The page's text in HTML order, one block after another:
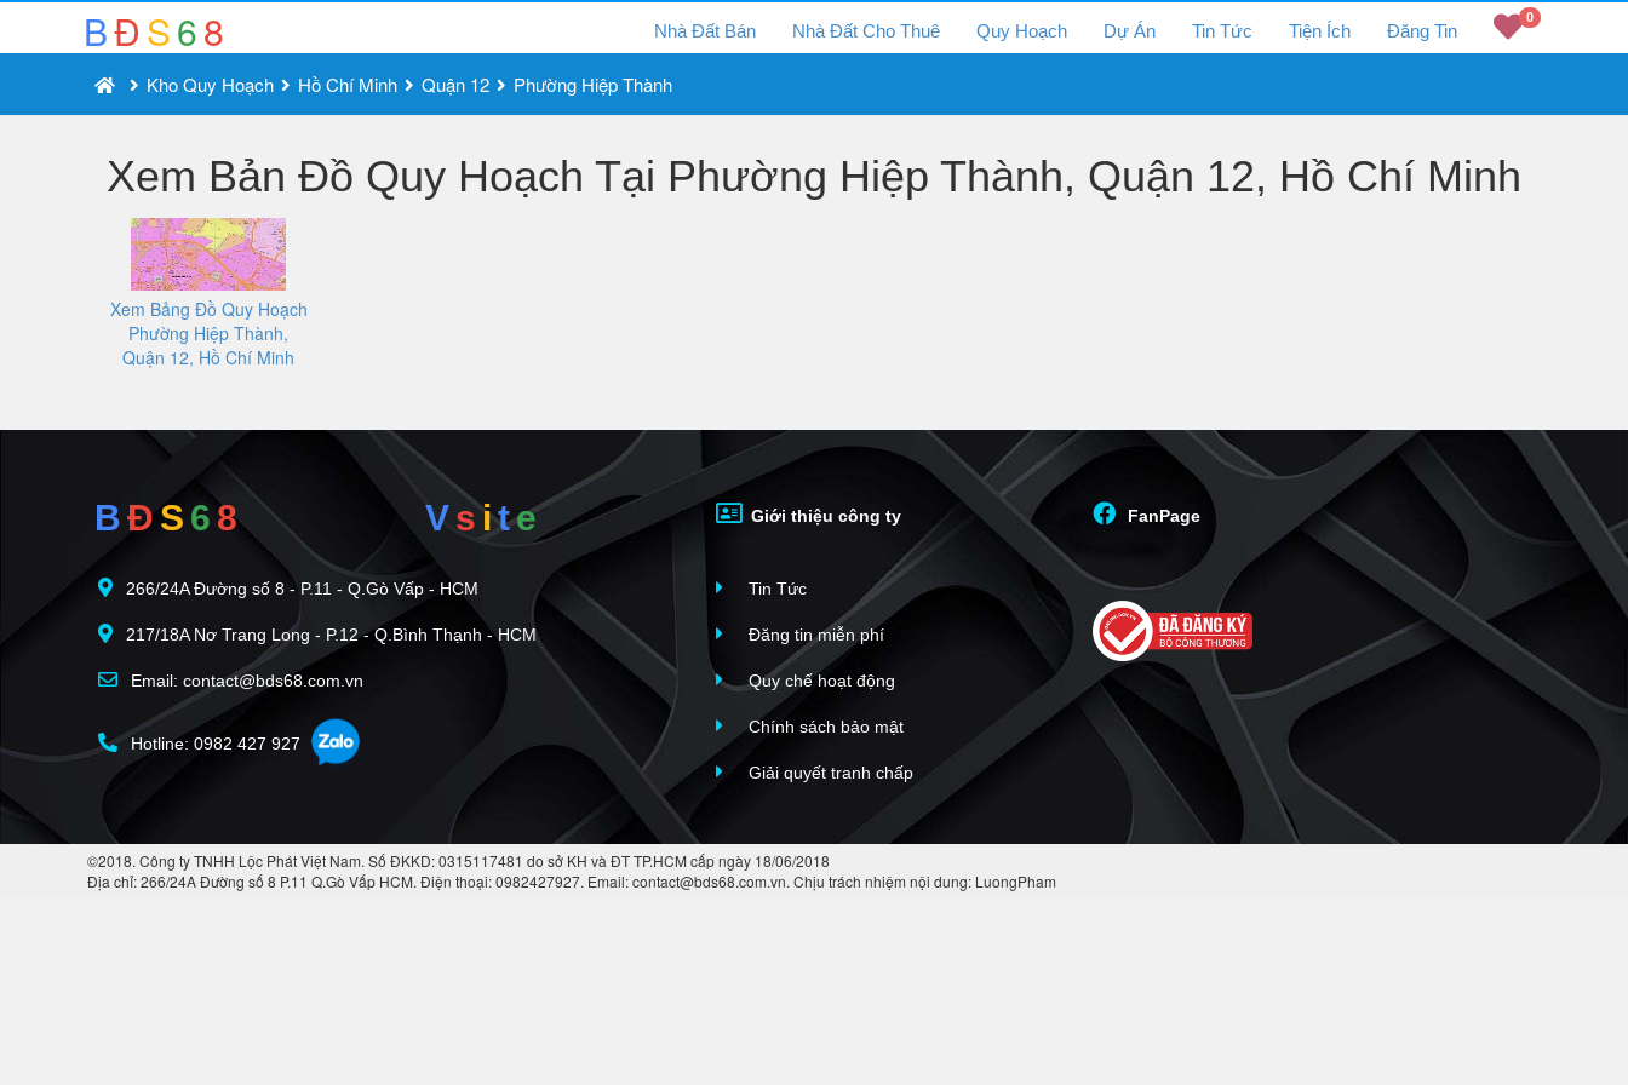
BĐS68 Nhà Đất Bán Nhà Đất Cho Thuê Quy Hoạch Dự Án Tin Tức Tiện Ích Đăng Tin
0
Kho Quy Hoạch Hồ Chí Minh Quận 12 Phường Hiệp Thành
Xem Bản Đồ Quy Hoạch Tại Phường Hiệp Thành, Quận 12, Hồ Chí Minh
Xem Bảng Đồ Quy Hoạch
Phường Hiệp Thành,
Quận 12, Hồ Chí Minh
BĐ S 6 8 Vsite
266/24A Đường số 8 - P.11 - Q.Gò Vấp - HCM
217/18A Nơ Trang Long - P.12 - Q.Bình Thạnh - HCM
Email: contact@bds68.com.vn
Hotline: 0982 427 927
Giới thiệu công ty
Tin Tức
Đăng tin miễn phí
Quy chế hoạt động
Chính sách bảo mật
Giải quyết tranh chấp
FanPage
©2018. Công ty TNHH Lộc Phát Việt Nam. Số ĐKKD: 0315117481 do sở KH và ĐT TP.HCM cấp ngày 18/06/2018
Địa chỉ: 266/24A Đường số 8 P.11 Q.Gò Vấp HCM. Điện thoại: 0982427927. Email: contact@bds68.com.vn. Chịu trách nhiệm nội dung: LuongPham